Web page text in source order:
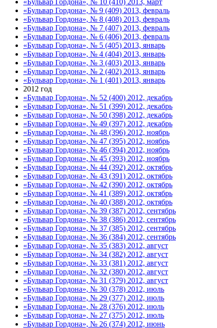
«Бульвар Гордона», № 9 (409) 2013, февраль
«Бульвар Гордона», № 8 (408) 2013, февраль
«Бульвар Гордона», № 7 (407) 2013, февраль
«Бульвар Гордона», № 6 (406) 2013, февраль
«Бульвар Гордона», № 5 (405) 2013, январь
«Бульвар Гордона», № 4 (404) 2013, январь
«Бульвар Гордона», № 3 (403) 2013, январь
«Бульвар Гордона», № 2 (402) 2013, январь
«Бульвар Гордона», № 1 (401) 2013, январь
2012 год
«Бульвар Гордона», № 52 (400) 2012, декабрь
«Бульвар Гордона», № 51 (399) 2012, декабрь
«Бульвар Гордона», № 50 (398) 2012, декабрь
«Бульвар Гордона», № 49 (397) 2012, декабрь
«Бульвар Гордона», № 48 (396) 2012, ноябрь
«Бульвар Гордона», № 47 (395) 2012, ноябрь
«Бульвар Гордона», № 46 (394) 2012, ноябрь
«Бульвар Гордона», № 45 (393) 2012, ноябрь
«Бульвар Гордона», № 44 (392) 2012, октябрь
«Бульвар Гордона», № 43 (391) 2012, октябрь
«Бульвар Гордона», № 42 (390) 2012, октябрь
«Бульвар Гордона», № 41 (389) 2012, октябрь
«Бульвар Гордона», № 40 (388) 2012, октябрь
«Бульвар Гордона», № 39 (387) 2012, сентябрь
«Бульвар Гордона», № 38 (386) 2012, сентябрь
«Бульвар Гордона», № 37 (385) 2012, сентябрь
«Бульвар Гордона», № 36 (384) 2012, сентябрь
«Бульвар Гордона», № 35 (383) 2012, август
«Бульвар Гордона», № 34 (382) 2012, август
«Бульвар Гордона», № 33 (381) 2012, август
«Бульвар Гордона», № 32 (380) 2012, август
«Бульвар Гордона», № 31 (379) 2012, август
«Бульвар Гордона», № 30 (378) 2012, июль
«Бульвар Гордона», № 29 (377) 2012, июль
«Бульвар Гордона», № 28 (376) 2012, июль
«Бульвар Гордона», № 27 (375) 2012, июль
«Бульвар Гордона», № 26 (374) 2012, июнь